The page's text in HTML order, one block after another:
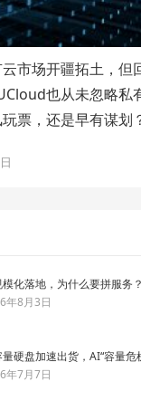
市场开疆拓土，但
也从未忽略私
票，还是早有谋划
化落地，为什么要拼服务？
年8月3日
量硬盘加速出货，AI“容量危
年7月7日